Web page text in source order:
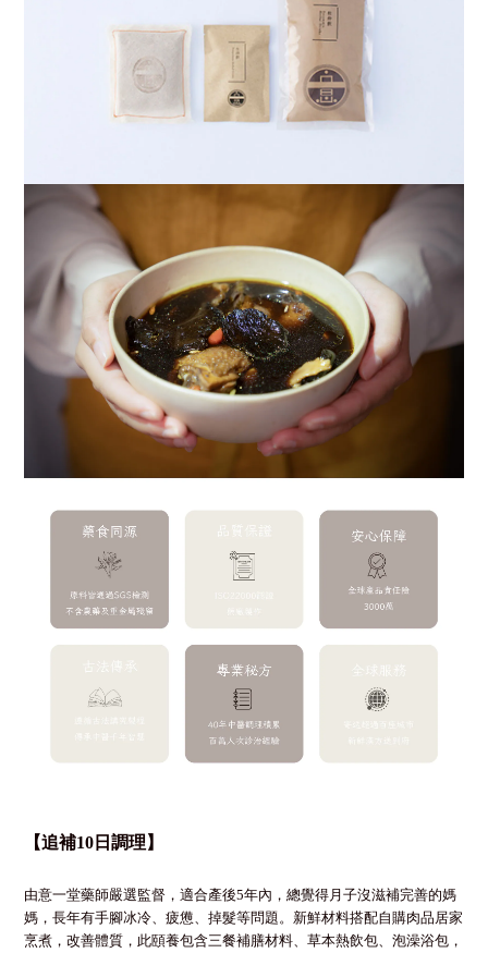
【追補10日調理】
由意一堂藥師嚴選監督，適合產後5年內，總覺得月子沒滋補完善的媽
媽，長年有手腳冰冷、疲憊、掉髮等問題。新鮮材料搭配自購肉品居家
烹煮，改善體質，此頤養包含三餐補膳材料、草本熱飲包、泡澡浴包，